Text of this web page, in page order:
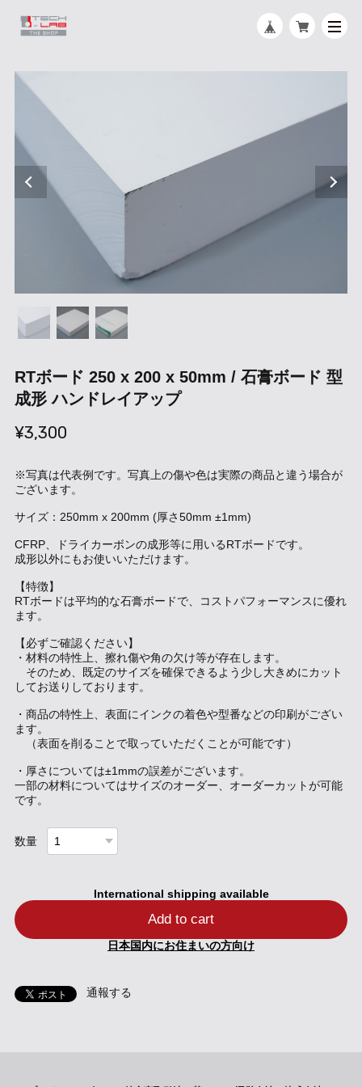
RTボード 250 x 200 x 50mm / 石膏ボード 型
成形 ハンドレイアップ
¥3,300
※写真は代表例です。写真上の傷や色は実際の商品と違う場合が
ございます。
サイズ：250mm x 200mm (厚さ50mm ±1mm)
CFRP、ドライカーボンの成形等に用いるRTボードです。
成形以外にもお使いいただけます。
【特徴】
RTボードは平均的な石膏ボードで、コストパフォーマンスに優れ
ます。
【必ずご確認ください】
・材料の特性上、擦れ傷や角の欠け等が存在します。
そのため、既定のサイズを確保できるよう少し大きめにカット
してお送りしております。
・商品の特性上、表面にインクの着色や型番などの印刷がござい
ます。
（表面を削ることで取っていただくことが可能です）
・厚さについては±1mmの誤差がございます。
一部の材料についてはサイズのオーダー、オーダーカットが可能
です。
数量
International shipping available
Add to cart
日本国内にお住まいの方向け
通報する